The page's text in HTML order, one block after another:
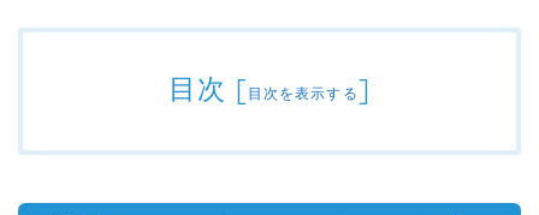
目次 [目次を表示する]